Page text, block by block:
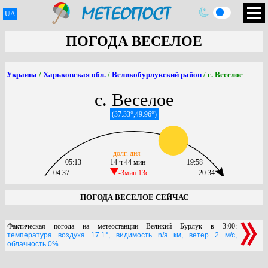
UA
ПОГОДА ВЕСЕЛОЕ
Украина / Харьковская обл. / Великобурлукский район / с. Веселое
с. Веселое
(37.33°,49.96°)
04:37
05:13
14 ч 44 мин
-3мин 13c
долг. дня
20:34
19:58
ПОГОДА ВЕСЕЛОЕ СЕЙЧАС
Фактическая погода на метеостанции Великий Бурлук в 3:00:
температура воздуха 17.1°, видимость n/a км, ветер 2 м/с,
облачность 0%